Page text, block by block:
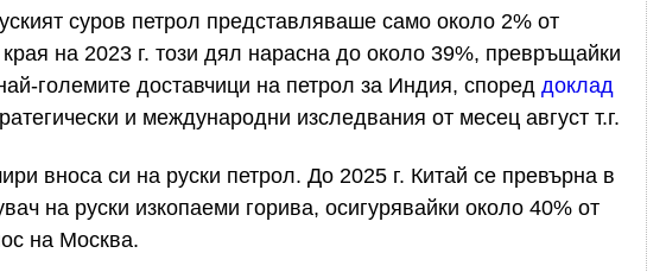
суров петрол представляваше само около 2% от
на 2023 г. този дял нарасна до около 39%, превръщайки
големите доставчици на петрол за Индия, според доклад
и международни изследвания от месец август т.г.
вноса си на руски петрол. До 2025 г. Китай се превърна в
на руски изкопаеми горива, осигурявайки около 40% от
на Москва.